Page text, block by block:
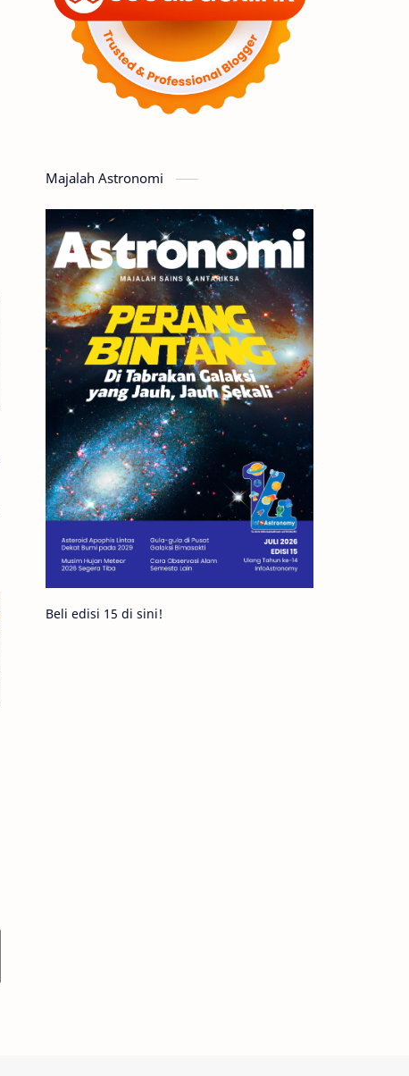
Premium Komet
Penelitian
Satelit
Aurora Supernova
Nebula Sponsored
Matahari Featured
Mars Planet Katai
GMT 2016 History
Hoax Bima Sakti
Meteor Gerhana
Komet ISON Jupiter
Planet Kerdil Bumi
Pengetahuan Berita
Majalah Astronomi
Beli edisi 15 di sini!